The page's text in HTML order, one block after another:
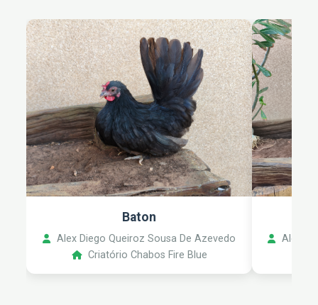
Baton
Alex Diego Queiroz Sousa De Azevedo
Criatório Chabos Fire Blue
Alex